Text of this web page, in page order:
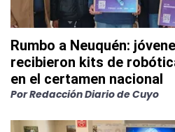
Rumbo a Neuquén:
recibieron kits de
en el certamen nacional
PorRedacción Diario de Cuyo